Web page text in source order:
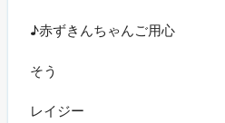
♪赤ずきんちゃんご用心
そう
レイジー